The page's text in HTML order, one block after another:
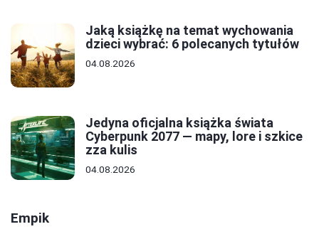
Jaką książkę na temat wychowania
dzieci wybrać: 6 polecanych tytułów
04.08.2026
Jedyna oficjalna książka świata
Cyberpunk 2077 — mapy, lore i szkice
zza kulis
04.08.2026
Empik